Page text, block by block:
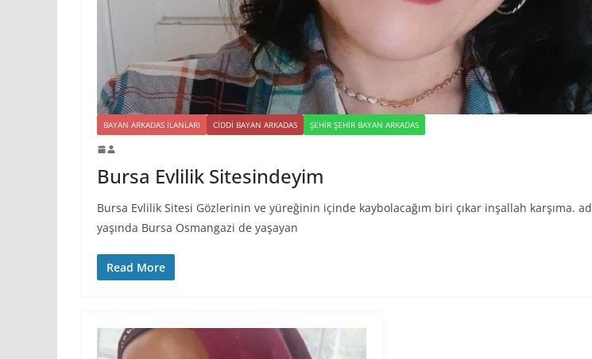
BAYAN ARKADAS ILANLARI CIDDI BAYAN ARKADAS ŞEHIR ŞEHIR BAYAN ARKADAS
Bursa Evlilik Sitesindeyim
Bursa Evlilik Sitesi Gözlerinin ve yüreğinin içinde kaybolacağım biri çıkar inşallah karşıma.
yaşında Bursa Osmangazi de yaşayan
Read More